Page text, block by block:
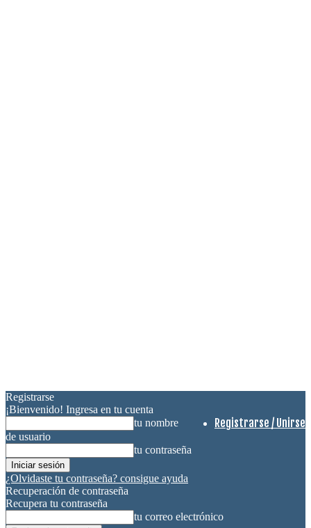
Registrarse / Unirse
Registrarse
¡Bienvenido! Ingresa en tu cuenta
tu nombre
de usuario
tu contraseña
¿Olvidaste tu contraseña? consigue ayuda
Recuperación de contraseña
Recupera tu contraseña
tu correo electrónico